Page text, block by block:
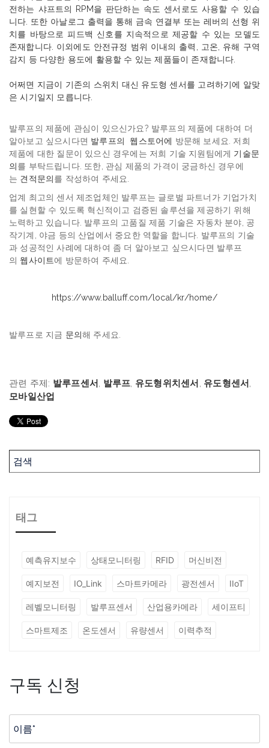
전하는 샤프트의 RPM을 판단하는 속도 센서로도 사용할 수 있습
니다
또한 아날로그 출력을 통해 금속 연결부 또는 레버의 선형 위
치를 바탕으로 피드백 신호를 지속적으로 제공할 수 있는 모델도
존재합니다 이외에도 안전규정 범위 이내의 출력 고온 유해 구역
감지 등 다양한 용도에 활용할 수 있는 제품들이 존재합니다
어쩌면 지금이 기존의 스위치 대신 유도형 센서를 고려하기에 알맞
은 시기일지 모릅니다
발루프의 제품에 관심이 있으신가요? 발루프의 제품에 대하여 더
알아보고 싶으시다면 발루프의 웹스토어에 방문해 보세요. 저희
제품에 대한 질문이 있으신 경우에는 저희 기술 지원팀에게 기술문
의를 부탁드립니다. 또한, 관심 제품의 가격이 궁금하신 경우에
는 견적문의를 작성하여 주세요.
업계 최고의 센서 제조업체인 발루프는 글로벌 파트너가 기업가치
를 실현할 수 있도록 혁신적이고 검증된 솔루션을 제공하기 위해
노력하고 있습니다. 발루프의 고품질 제품 기술은 자동차 분야, 공
작기계, 야금 등의 산업에서 중요한 역할을 합니다. 발루프의 기술
과 성공적인 사례에 대하여 좀 더 알아보고 싶으시다면 발루프
의 웹사이트에 방문하여 주세요.
https://www.balluff.com/local/kr/home/
발루프로 지금 문의해 주세요.
관련 주제: 발루프센서, 발루프, 유도형위치센서 , 유도형센서,
모바일산업
태그
예측유지보수 상태모니터링 RFID 머신비전
예지보전 IO_Link 스마트카메라 광전센서 IIoT
레벨모니터링 발루프센서 산업용카메라 세이프티
스마트제조 온도센서 유량센서 이력추적
구독 신청